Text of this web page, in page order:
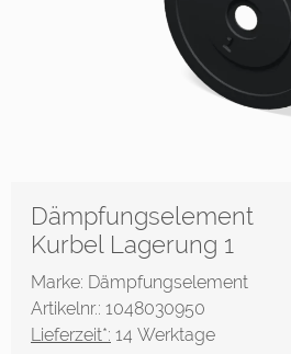
Dämpfungselement
Kurbel Lagerung 1
Marke: Dämpfungselement
Artikelnr.: 1048030950
Lieferzeit*: 14 Werktage